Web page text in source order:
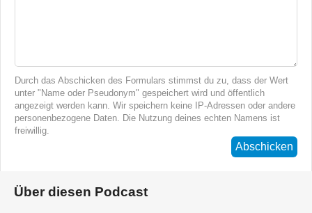
Durch das Abschicken des Formulars stimmst du zu, dass der Wert
unter "Name oder Pseudonym" gespeichert wird und öffentlich
angezeigt werden kann. Wir speichern keine IP-Adressen oder andere
personenbezogene Daten. Die Nutzung deines echten Namens ist
freiwillig.
Abschicken
Über diesen Podcast